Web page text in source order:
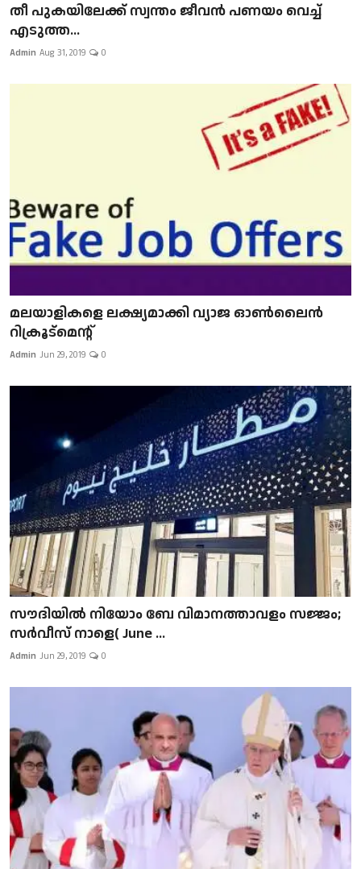
​​​​​​​തീ പുകയിലേക്ക് സ്വന്തം ജീവന്‍ പണയം വെച്ച്
എടുത്ത...
Admin Aug 31, 2019 0
മലയാളികളെ ലക്ഷ്യമാക്കി വ്യാജ ഓൺലൈൻ
റിക്രൂട്മെന്റ്
Admin Jun 29, 2019 0
സൗദിയിൽ നിയോം ബേ വിമാനത്താവളം സജ്ജം;
സർവീസ് നാളെ( June ...
Admin Jun 29, 2019 0